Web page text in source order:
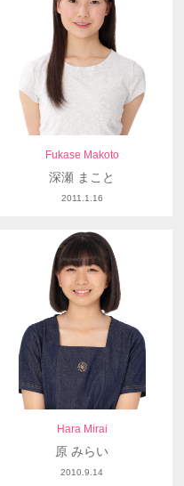
Fukase Makoto
深瀬 まこと
2011.1.16
Hara Mirai
原 みらい
2010.9.14